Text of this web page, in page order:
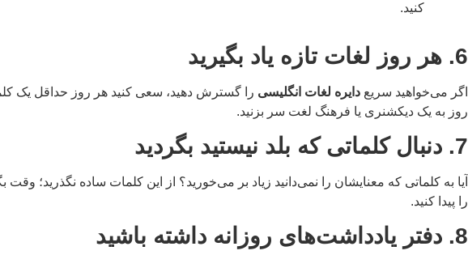
کنید.
6. هر روز لغات تازه یاد بگیرید
اگر می‌خواهید سریع دایره لغات انگلیسی را گسترش دهید، سعی کنید هر روز حداقل یک کلمۀ
روز به یک دیکشنری یا فرهنگ لغت سر بزنید.
7. دنبال کلماتی که بلد نیستید بگردید
آیا به کلماتی که معنایشان را نمی‌دانید زیاد بر می‌خورید؟ از این کلمات ساده نگذرید؛
را پیدا کنید.
8. دفتر یادداشت‌های روزانه داشته باشید